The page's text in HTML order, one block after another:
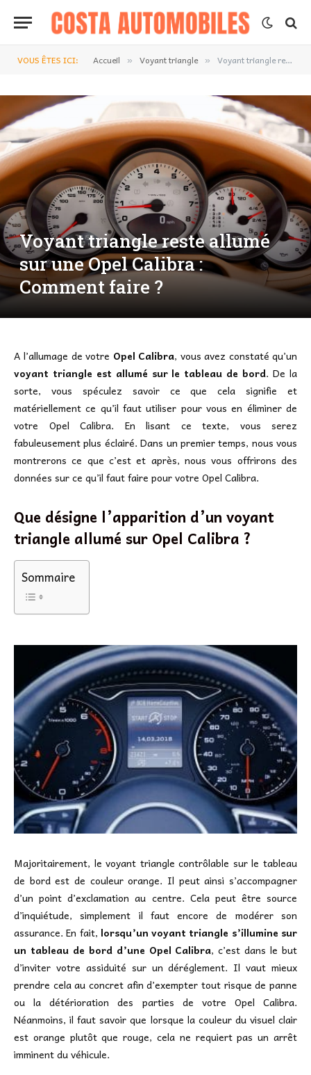
VOUS ÊTES ICI: Accueil » Voyant triangle » Voyant triangle reste allumé sur une Opel Calibra : Comment faire ?
Voyant triangle reste allumé
sur une Opel Calibra :
Comment faire ?
A l’allumage de votre Opel Calibra, vous avez constaté qu’un
voyant triangle est allumé sur le tableau de bord. De la
sorte, vous spéculez savoir ce que cela signifie et
matériellement ce qu’il faut utiliser pour vous en éliminer de
votre Opel Calibra. En lisant ce texte, vous serez
fabuleusement plus éclairé. Dans un premier temps, nous vous
montrerons ce que c’est et après, nous vous offrirons des
données sur ce qu’il faut faire pour votre Opel Calibra.
Que désigne l’apparition d’un voyant
triangle allumé sur Opel Calibra ?
Sommaire
Majoritairement, le voyant triangle contrôlable sur le tableau
de bord est de couleur orange. Il peut ainsi s’accompagner
d’un point d’exclamation au centre. Cela peut être source
d’inquiétude, simplement il faut encore de modérer son
assurance. En fait, lorsqu’un voyant triangle s’illumine sur
un tableau de bord d’une Opel Calibra, c’est dans le but
d’inviter votre assiduité sur un déréglement. Il vaut mieux
prendre cela au concret afin d’exempter tout risque de panne
ou la détérioration des parties de votre Opel Calibra.
Néanmoins, il faut savoir que lorsque la couleur du visuel clair
est orange plutôt que rouge, cela ne requiert pas un arrêt
imminent du véhicule.